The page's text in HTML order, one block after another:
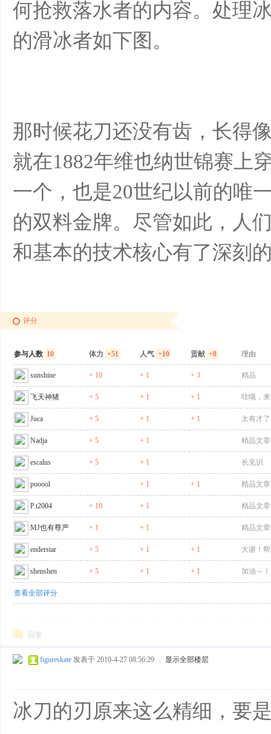
何抢救落水者的内容。处理
的滑冰者如下图。
那时候花刀还没有齿，长得
就在1882年维也纳世锦赛上
一个，也是20世纪以前的唯
的双料金牌。尽管如此，人
和基本的技术核心有了深刻
评分
参与人数 10 体力 +51 人气 +10 贡献 +8 理由
sunshine + 10 + 1 + 3 精品
飞天神猪 + 5 + 1 + 1 哇哦，
Juca + 5 + 1 + 1 太有才了
Nadja + 5 + 1 精品文章
escalus + 5 + 1 长见识
pooool + 1 + 1 精品文章
P.t2004 + 10 + 1 精品文章
MJ也有尊严 + 1 + 1 精品文章
enderstar + 5 + 1 + 1 大谢！
shenshen + 5 + 1 + 1 加油～
查看全部评分
回复
figureskate 发表于 2010-4-27 08:56:29 显示全部楼层
冰刀的刃原来这么精细，要